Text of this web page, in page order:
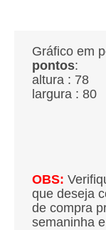
Gráfico em
pontos:
altura : 78
largura : 80
OBS:
que deseja
de compra
semaninha